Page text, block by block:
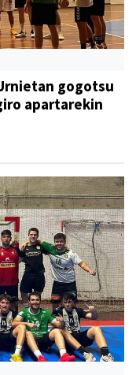
gogotsu
apartarekin